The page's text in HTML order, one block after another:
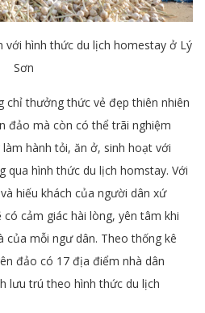
với hình thức du lịch homestay ở Lý
Sơn
chỉ thưởng thức vẻ đẹp thiên nhiên
đảo mà còn có thể trãi nghiệm
hành tỏi, ăn ở, sinh hoạt với
qua hình thức du lịch homstay. Với
hiếu khách của người dân xứ
có cảm giác hài lòng, yên tâm khi
mỗi ngư dân. Theo thống kê
đảo có 17 địa điểm nhà dân
lưu trú theo hình thức du lịch